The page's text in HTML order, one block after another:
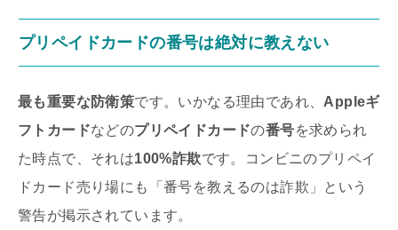
プリペイドカードの番号は絶対に教えない
最も重要な防衛策です。いかなる理由であれ、 Appleギ
フトカードなどのプリペイドカードの番号を求められ
た時点で、それは100%詐欺です。コンビニのプリペイ
ドカード売り場にも「番号を教えるのは詐欺」という
警告が掲示されています。